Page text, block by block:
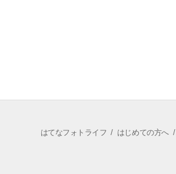
はてなフォトライフ / はじめての方へ/